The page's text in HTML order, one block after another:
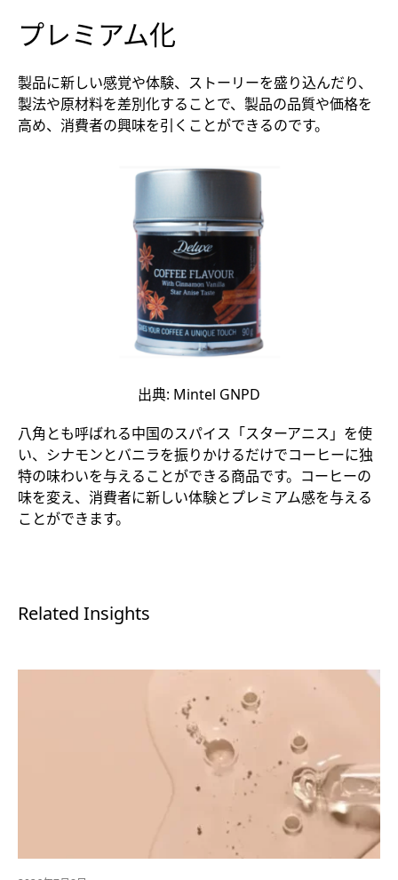
プレミアム化
製品に新しい感覚や体験、ストーリーを盛り込んだり、
製法や原材料を差別化することで、製品の品質や価格を
高め、消費者の興味を引くことができるのです。
出典: Mintel GNPD
八角とも呼ばれる中国のスパイス「スターアニス」を使
い、シナモンとバニラを振りかけるだけでコーヒーに独
特の味わいを与えることができる商品です。コーヒーの
味を変え、消費者に新しい体験とプレミアム感を与える
ことができます。
Related Insights